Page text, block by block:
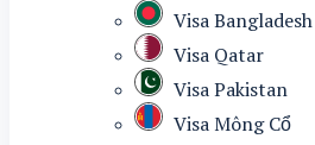
Visa Bangladesh
Visa Qatar
Visa Pakistan
Visa Mông Cổ